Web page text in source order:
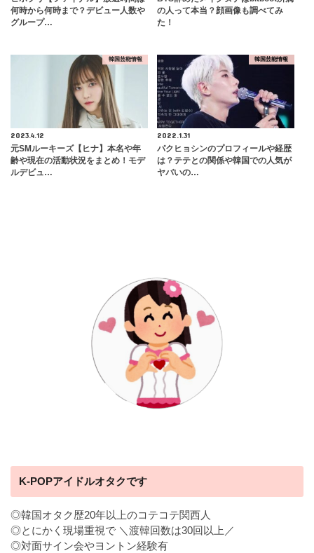
何時から何時まで？デビュー人数や
グループ…
の人って本当？顔画像も調べてみ
た！
韓国芸能情報
2023.4.12
元SMルーキーズ【ヒナ】本名や年
齢や現在の活動状況をまとめ！モデ
ルデビュ…
韓国芸能情報
2022.1.31
パクヒョシンのプロフィールや経歴
は？テテとの関係や韓国での人気が
ヤバいの…
K-POPアイドルオタクです
◎韓国オタク歴20年以上のコテコテ関西人
◎とにかく現場重視で ＼渡韓回数は30回以上／
◎対面サイン会やヨントン経験有